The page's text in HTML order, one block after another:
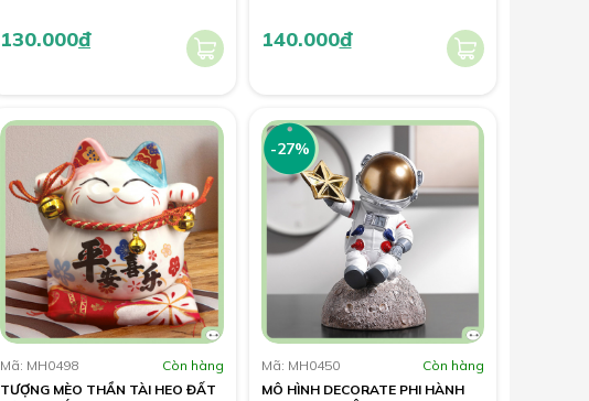
130.000đ 140.000đ
Mã: MH0498
Còn hàng
TƯỢNG MÈO THẦN TÀI HEO ĐẤT
-27%
Mã: MH0450
Còn hàng
MÔ HÌNH DECORATE PHI HÀNH